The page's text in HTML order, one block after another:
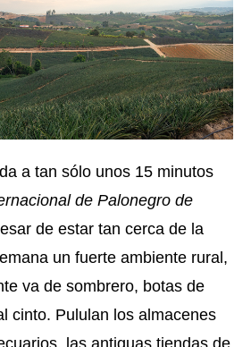
a tan sólo unos 15 minutos
de Palonegro de
de estar tan cerca de la
un fuerte ambiente rural,
va de sombrero, botas de
cinto. Pululan los almacenes